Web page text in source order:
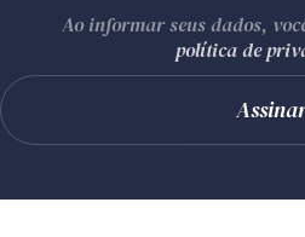
Ao informar seus dados,
política de